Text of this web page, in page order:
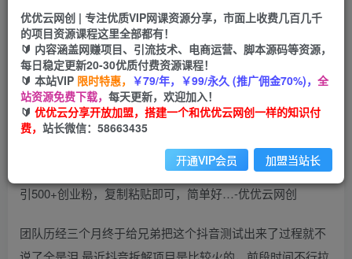
会员专属资源
会员免费
您暂无购买权限，请先开通会员
开通会员
团队历经三个月终于给兄弟把这个抖音测试出来了过程就不
优优云网创 | 专注优质VIP网课资源分享，市面上收费几百几千
的项目资源课程这里全部都有！
🔰 内容涵盖网赚项目、引流技术、电商运营、脚本源码等资源，
每日稳定更新20-30优质付费资源课程！
🔰 本站VIP 限时特惠， ￥79/年，￥99/永久 (推广佣金70%)， 全
站资源免费下载， 每天更新，欢迎加入！
🔰 优优云分享开放加盟，搭建一个和优优云网创一样的知识付
费， 站长微信：58663435
开通VIP会员 加盟当站长